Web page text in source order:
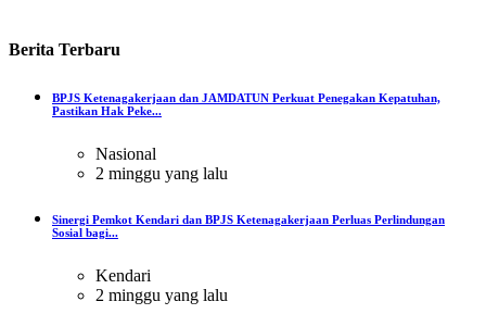
Berita Terbaru
BPJS Ketenagakerjaan dan JAMDATUN Perkuat Penegakan Kepatuhan,
Pastikan Hak Peke...
Nasional
2 minggu yang lalu
Sinergi Pemkot Kendari dan BPJS Ketenagakerjaan Perluas Perlindungan
Sosial bagi...
Kendari
2 minggu yang lalu